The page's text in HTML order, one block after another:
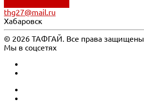
thg27@mail.ru
Хабаровск
© 2026 ТАФГАЙ. Все права защищены
Мы в соцсетях